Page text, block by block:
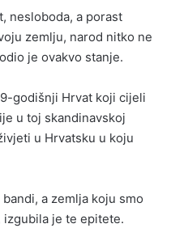
nesloboda, a porast
zemlju, narod nitko ne
je ovakvo stanje.
godišnji Hrvat koji cijeli
u toj skandinavskoj
u Hrvatsku u koju
a zemlja koju smo
izgubila je te epitete.